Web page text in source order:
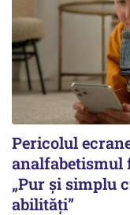
Pericolul
analfabetismul
„Pur și simplu
abilități”